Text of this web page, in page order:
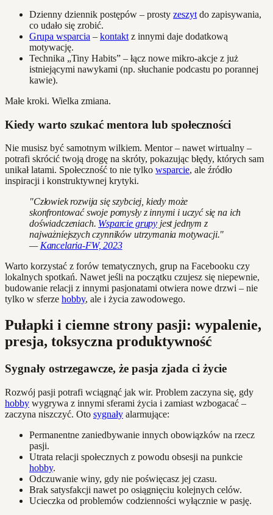
Dzienny dziennik postępów – prosty zeszyt do zapisywania,
co udało się zrobić.
Grupa wsparcia – kontakt z innymi daje dodatkową
motywację.
Technika „Tiny Habits” – łącz nowe mikro-akcje z już
istniejącymi nawykami (np. słuchanie podcastu po porannej
kawie).
Małe kroki. Wielka zmiana.
Kiedy warto szukać mentora lub społeczności
Nie musisz być samotnym wilkiem. Mentor – nawet wirtualny –
potrafi skrócić twoją drogę na skróty, pokazując błędy, których sam
unikał latami. Społeczność to nie tylko wsparcie, ale źródło
inspiracji i konstruktywnej krytyki.
"Człowiek rozwija się szybciej, kiedy może
skonfrontować swoje pomysły z innymi i uczyć się na ich
doświadczeniach. Wsparcie grupy jest jednym z
najważniejszych czynników utrzymania motywacji."
—Kancelaria-FW, 2023
Warto korzystać z forów tematycznych, grup na Facebooku czy
lokalnych spotkań. Nawet jeśli na początku czujesz się niepewnie,
budowanie relacji z innymi pasjonatami otwiera nowe drzwi – nie
tylko w sferze hobby, ale i życia zawodowego.
Pułapki i ciemne strony pasji: wypalenie,
presja, toksyczna produktywność
Sygnały ostrzegawcze, że pasja zjada ci życie
Rozwój pasji potrafi wciągnąć jak wir. Problem zaczyna się, gdy
hobby wygrywa z innymi sferami życia i zamiast wzbogacać –
zaczyna niszczyć. Oto sygnały alarmujące:
Permanentne zaniedbywanie innych obowiązków na rzecz
pasji.
Utrata relacji społecznych z powodu obsesji na punkcie
hobby.
Odczuwanie winy, gdy nie poświęcasz jej czasu.
Brak satysfakcji nawet po osiągnięciu kolejnych celów.
Ucieczka od problemów codzienności wyłącznie w pasję.